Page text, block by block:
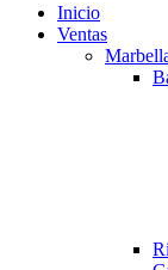
Inicio
Ventas